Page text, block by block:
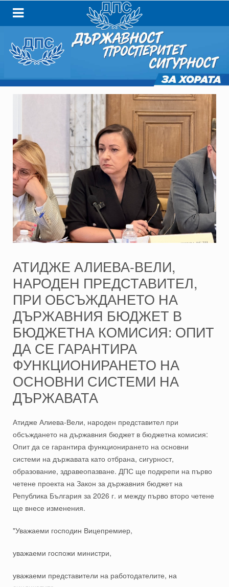
АТИДЖЕ АЛИЕВА-ВЕЛИ,
НАРОДЕН ПРЕДСТАВИТЕЛ,
ПРИ ОБСЪЖДАНЕТО НА
ДЪРЖАВНИЯ БЮДЖЕТ В
БЮДЖЕТНА КОМИСИЯ: ОПИТ
ДА СЕ ГАРАНТИРА
ФУНКЦИОНИРАНЕТО НА
ОСНОВНИ СИСТЕМИ НА
ДЪРЖАВАТА
Атидже Алиева-Вели, народен представител при
обсъждането на държавния бюджет в бюджетна комисия:
Опит да се гарантира функционирането на основни
системи на държавата като отбрана, сигурност,
образование, здравеопазване. ДПС ще подкрепи на първо
четене проекта на Закон за държавния бюджет на
Република България за 2026 г. и между първо второ четене
ще внесе изменения.
"Уважаеми господин Вицепремиер,
уважаеми госпожи министри,
уважаеми представители на работодателите, на